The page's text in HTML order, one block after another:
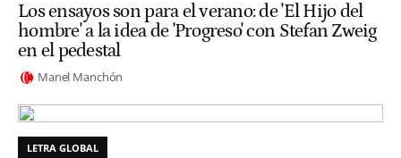
Los ensayos son para el verano: de 'El Hijo del
hombre' a la idea de 'Progreso' con Stefan Zweig
en el pedestal
Manel Manchón
LETRA GLOBAL